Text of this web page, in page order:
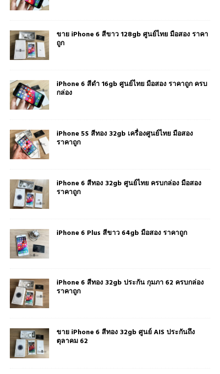
ขาย iPhone 6 สีขาว 128gb ศูนย์ไทย มือสอง ราคา
ถูก
iPhone 6 สีดำ 16gb ศูนย์ไทย มือสอง ราคาถูก ครบ
กล่อง
iPhone 5S สีทอง 32gb เครื่องศูนย์ไทย มือสอง
ราคาถูก
iPhone 6 สีทอง 32gb ศูนย์ไทย ครบกล่อง มือสอง
ราคาถูก
iPhone 6 Plus สีขาว 64gb มือสอง ราคาถูก
iPhone 6 สีทอง 32gb ประกัน กุมภา 62 ครบกล่อง
ราคาถูก
ขาย iPhone 6 สีทอง 32gb ศูนย์ AIS ประกันถึง
ตุลาคม 62